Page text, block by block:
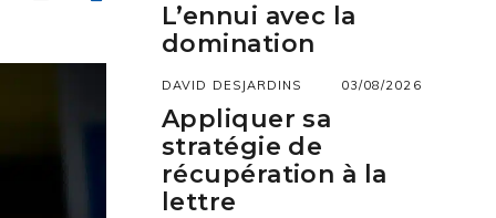
L’ennui avec la
domination
DAVID DESJARDINS 03/08/2026
Appliquer sa
stratégie de
récupération à la
lettre